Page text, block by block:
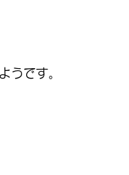
うです。